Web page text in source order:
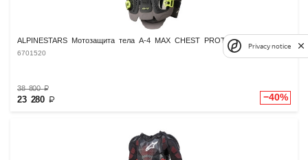
ALPINESTARS Мотозащита тела A-4 MAX CHEST PROT
6701520
38 800₽
23 280 ₽ −40%
Privacy notice